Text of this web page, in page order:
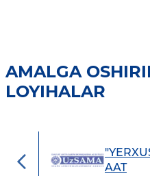
AMALGA
LOYIHALAR
AAT